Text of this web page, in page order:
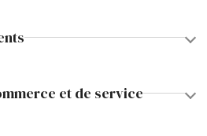
et de service